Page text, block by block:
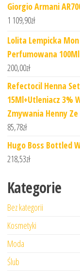
Giorgio Armani
1 109,90zł
Lolita Lempicka
Perfumowana 100Ml
200,00zł
Refectocil Henna
15Ml+Utleniacz 3%
Zmywania Henny
85,78zł
Hugo Boss Bottled
218,53zł
Kategorie
Bez kategorii
Kosmetyki
Moda
Ślub